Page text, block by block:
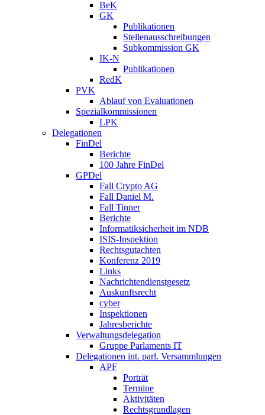
BeK
GK
Publikationen
Stellenausschreibungen
Subkommission GK
IK-N
Publikationen
RedK
PVK
Ablauf von Evaluationen
Spezialkommissionen
LPK
Delegationen
FinDel
Berichte
100 Jahre FinDel
GPDel
Fall Crypto AG
Fall Daniel M.
Fall Tinner
Berichte
Informatiksicherheit ­im NDB
ISIS-Inspektion
Rechtsgutachten
Konferenz 2019
Links
Nachrichtendienstgesetz
Auskunftsrecht
cyber
Inspektionen
Jahresberichte
Verwaltungsdelegation
Gruppe Parlaments IT
Delegationen int. parl. Versammlungen
APF
Porträt
Termine
Aktivitäten
Rechtsgrundlagen